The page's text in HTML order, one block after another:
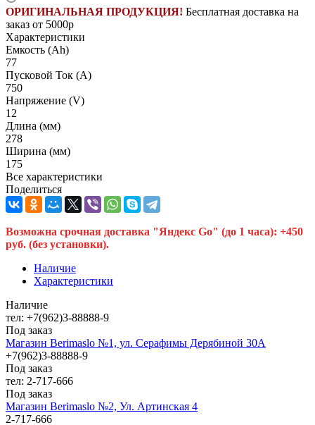
ОРИГИНАЛЬНАЯ ПРОДУКЦИЯ! Бесплатная доставка на
заказ от 5000р
Характеристики
Емкость (Ah)
77
Пусковой Ток (A)
750
Напряжение (V)
12
Длина (мм)
278
Ширина (мм)
175
Все характеристики
Поделиться
Возможна срочная доставка "Яндекс Go" (до 1 часа): +450
руб. (без установки).
Наличие
Характеристики
Наличие
тел: +7(962)3-88888-9
Под заказ
Магазин Berimaslo №1, ул. Серафимы Дерябиной 30А
+7(962)3-88888-9
Под заказ
тел: 2-717-666
Под заказ
Магазин Berimaslo №2, Ул. Артинская 4
2-717-666